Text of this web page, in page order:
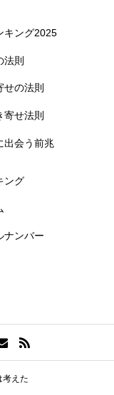
キング2025
法則
せの法則
寄せ法則
出会う前兆
ング
ナンバー
えた